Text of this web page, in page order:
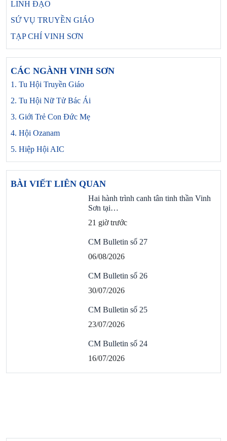
LINH ĐẠO
SỨ VỤ TRUYỀN GIÁO
TẠP CHÍ VINH SƠN
CÁC NGÀNH VINH SƠN
1. Tu Hội Truyền Giáo
2. Tu Hội Nữ Tử Bác Ái
3. Giới Trẻ Con Đức Mẹ
4. Hội Ozanam
5. Hiệp Hội AIC
BÀI VIẾT LIÊN QUAN
Hai hành trình canh tân tinh thần Vinh
Sơn tại…
21 giờ trước
CM Bulletin số 27
06/08/2026
CM Bulletin số 26
30/07/2026
CM Bulletin số 25
23/07/2026
CM Bulletin số 24
16/07/2026